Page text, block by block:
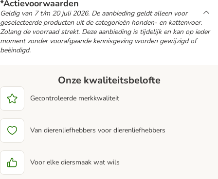
*Actievoorwaarden
Geldig van 7 t/m 20 juli 2026. De aanbieding geldt alleen voor
geselecteerde producten uit de categorieën honden- en kattenvoer.
Zolang de voorraad strekt. Deze aanbieding is tijdelijk en kan op ieder
moment zonder voorafgaande kennisgeving worden gewijzigd of
beëindigd.
Onze kwaliteitsbelofte
Gecontroleerde merkkwaliteit
Van dierenliefhebbers voor dierenliefhebbers
Voor elke diersmaak wat wils